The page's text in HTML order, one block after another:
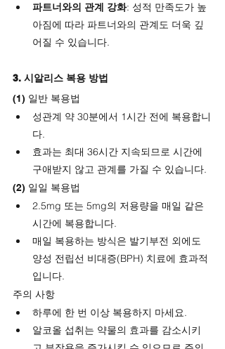
파트너와의 관계 강화: 성적 만족도가 높
아짐에 따라 파트너와의 관계도 더욱 깊
어질 수 있습니다.
3. 시알리스 복용 방법
(1) 일반 복용법
성관계 약 30분에서 1시간 전에 복용합니
다.
효과는 최대 36시간 지속되므로 시간에
구애받지 않고 관계를 가질 수 있습니다.
(2) 일일 복용법
2.5mg 또는 5mg의 저용량을 매일 같은
시간에 복용합니다.
매일 복용하는 방식은 발기부전 외에도
양성 전립선 비대증(BPH) 치료에 효과적
입니다.
주의 사항
하루에 한 번 이상 복용하지 마세요.
알코올 섭취는 약물의 효과를 감소시키